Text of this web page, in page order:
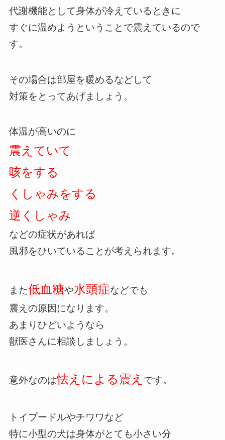
代謝機能として身体が冷えているときに
すぐに温めようということで震えているので
す。
その場合は部屋を暖めるなどして
対策をとってあげましょう。
体温が高いのに
震えていて
咳をする
くしゃみをする
逆くしゃみ
などの症状があれば
風邪をひいていることが考えられます。
また低血糖や水頭症などでも
震えの原因になります。
あまりひどいようなら
獣医さんに相談しましょう。
意外なのは怯えによる震え です。
トイプードルやチワワなど
特に小型の犬は身体がとても小さい分